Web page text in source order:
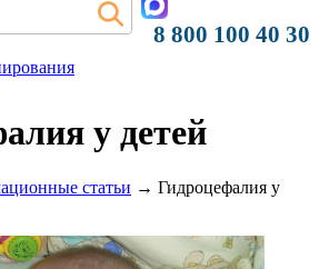
8 800 100 40 30
у детей
статьи → Гидроцефалия у